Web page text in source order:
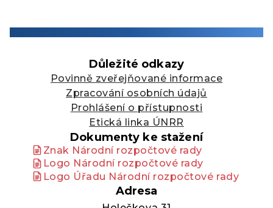
Důležité odkazy
Povinně zveřejňované informace
Zpracování osobních údajů
Prohlášení o přístupnosti
Etická linka ÚNRR
Dokumenty ke stažení
Znak Národní rozpočtové rady
Logo Národní rozpočtové rady
Logo Úřadu Národní rozpočtové rady
Adresa